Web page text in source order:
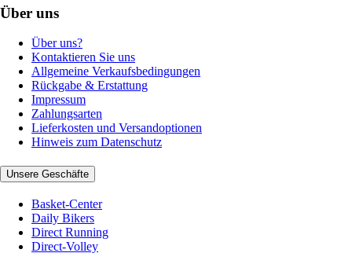
Über uns
Über uns?
Kontaktieren Sie uns
Allgemeine Verkaufsbedingungen
Rückgabe & Erstattung
Impressum
Zahlungsarten
Lieferkosten und Versandoptionen
Hinweis zum Datenschutz
Unsere Geschäfte
Basket-Center
Daily Bikers
Direct Running
Direct-Volley